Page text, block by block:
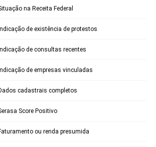
na Receita Federal
de existência de protestos
de consultas recentes
de empresas vinculadas
cadastrais completos
Score Positivo
ou renda presumida